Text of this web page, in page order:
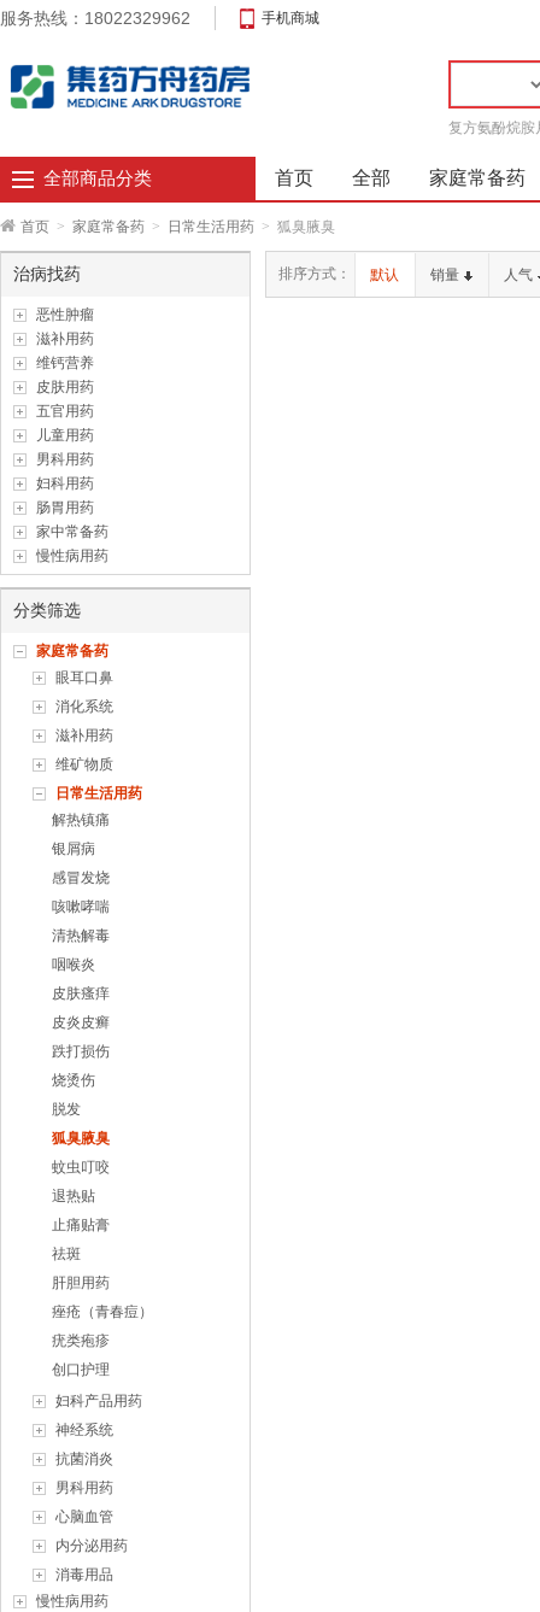
服务热线：18022329962 手机商城
复方氨酚烷胺
全部商品分类 首页 全部 家庭常备药
首页 > 家庭常备药 > 日常生活用药 > 狐臭腋臭
治病找药
恶性肿瘤
滋补用药
维钙营养
皮肤用药
五官用药
儿童用药
男科用药
妇科用药
肠胃用药
家中常备药
慢性病用药
分类筛选
家庭常备药
眼耳口鼻
消化系统
滋补用药
维矿物质
日常生活用药
解热镇痛
银屑病
感冒发烧
咳嗽哮喘
清热解毒
咽喉炎
皮肤瘙痒
皮炎皮癣
跌打损伤
烧烫伤
脱发
狐臭腋臭
蚊虫叮咬
退热贴
止痛贴膏
祛斑
肝胆用药
痤疮（青春痘）
疣类疱疹
创口护理
妇科产品用药
神经系统
抗菌消炎
男科用药
心脑血管
内分泌用药
消毒用品
慢性病用药
排序方式： 默认 销量 人气